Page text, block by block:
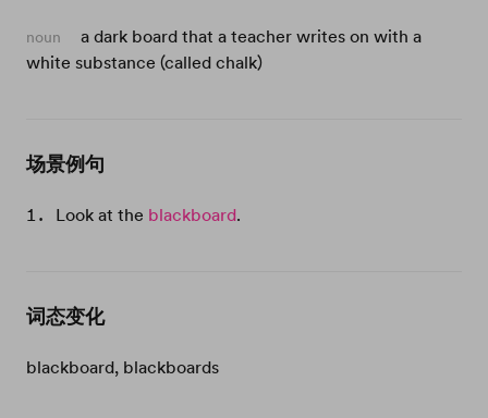
noun
a dark board that a teacher writes on with a
white substance (called chalk)
场景例句
Look at the blackboard.
词态变化
blackboard, blackboards